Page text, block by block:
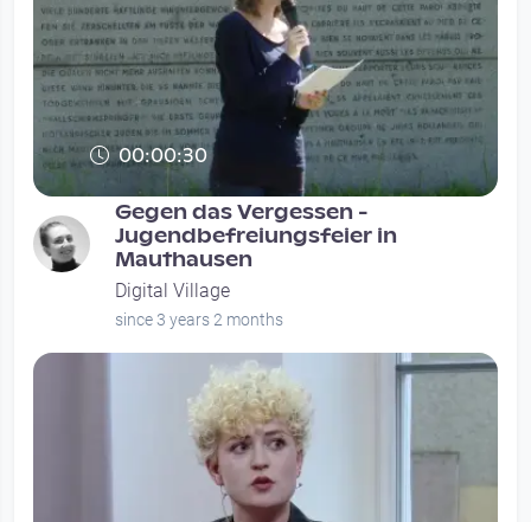
00:00:30
Gegen das Vergessen -
Jugendbefreiungsfeier in
Mauthausen
Digital Village
since 3 years 2 months